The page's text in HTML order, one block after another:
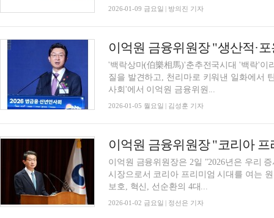
2026-01-09 금요일 | 방의진 기자
'백락상마(伯樂相馬)'춘추전국시대 '백락'이
질을 발견하고, 천리마로 키워낸 일화에서
사회'에서 이억원 금융위원...
2026-01-05 월요일 | 김성훈 기자
이억원 금융위원장은 2일 "2026년은 우리 증
시장으로서 코리아 프리미엄 시대를 여는
보호, 혁신, 선순환의 4대...
2026-01-02 금요일 | 정선은 기자